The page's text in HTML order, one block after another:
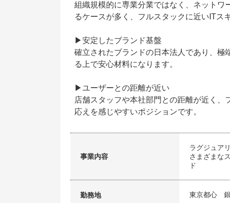
組織規模的に専業分業ではなく、ネットワ
るケースが多く、フルスタックに近いITス
▶安定したブランド基盤
確立されたブランドの日本法人であり、極
る上で安心材料になります。
▶ユーザーとの距離が近い
店舗スタッフや本社部門との距離が近く
応えを感じやすいポジションです。
事業内容
ラグジュア
さまざまな
ド
勤務地 東京都心